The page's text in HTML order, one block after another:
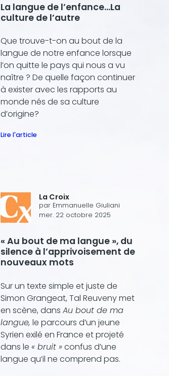
La langue de l’enfance…La
culture de l’autre
Que trouve-t-on au bout de la
langue de notre enfance lorsque
l’on quitte le pays qui nous a vu
naître ? De quelle façon continuer
à exister avec les rapports au
monde nés de sa culture
d’origine?
Lire l'article
La Croix
par Emmanuelle Giuliani
mer. 22 octobre 2025
« Au bout de ma langue », du
silence à l’apprivoisement de
nouveaux mots
Sur un texte simple et juste de
Simon Grangeat, Tal Reuveny met
en scène, dans Au bout de ma
langue, le parcours d’un jeune
Syrien exilé en France et projeté
dans le « bruit » confus d’une
langue qu’il ne comprend pas.